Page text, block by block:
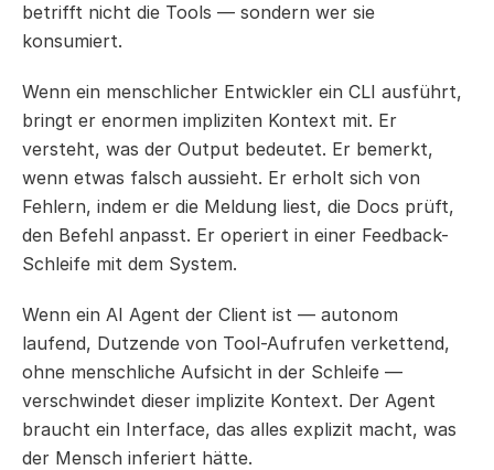
betrifft nicht die Tools — sondern wer sie
konsumiert.
Wenn ein menschlicher Entwickler ein CLI ausführt,
bringt er enormen impliziten Kontext mit. Er
versteht, was der Output bedeutet. Er bemerkt,
wenn etwas falsch aussieht. Er erholt sich von
Fehlern, indem er die Meldung liest, die Docs prüft,
den Befehl anpasst. Er operiert in einer Feedback-
Schleife mit dem System.
Wenn ein AI Agent der Client ist — autonom
laufend, Dutzende von Tool-Aufrufen verkettend,
ohne menschliche Aufsicht in der Schleife —
verschwindet dieser implizite Kontext. Der Agent
braucht ein Interface, das alles explizit macht, was
der Mensch inferiert hätte.